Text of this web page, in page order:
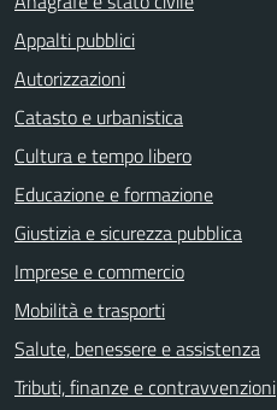
Appalti pubblici
Autorizzazioni
Catasto e urbanistica
Cultura e tempo libero
Educazione e formazione
Giustizia e sicurezza pubblica
Imprese e commercio
Mobilità e trasporti
Salute, benessere e assistenza
Tributi, finanze e contravvenzioni